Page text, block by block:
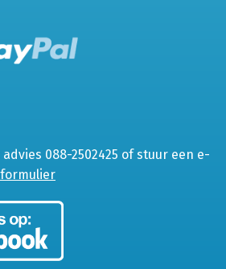
088-2502425 of stuur een e-